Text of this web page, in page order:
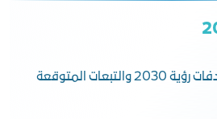
التوعية بفاعلية بمستهدفات رؤية 2030 والتبعات المتوقعة